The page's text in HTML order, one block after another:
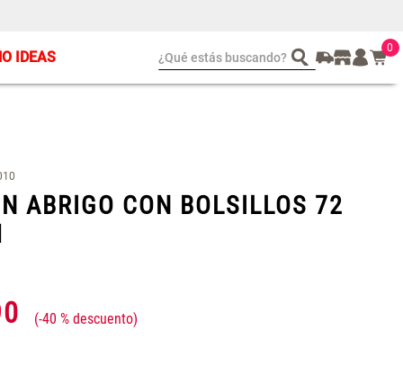
IDEAS ¿Qué estás buscando? 0
ABRIGO CON BOLSILLOS 72
-40 %